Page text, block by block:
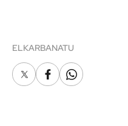
ELKARBANATU
X FacebookWhatsapp